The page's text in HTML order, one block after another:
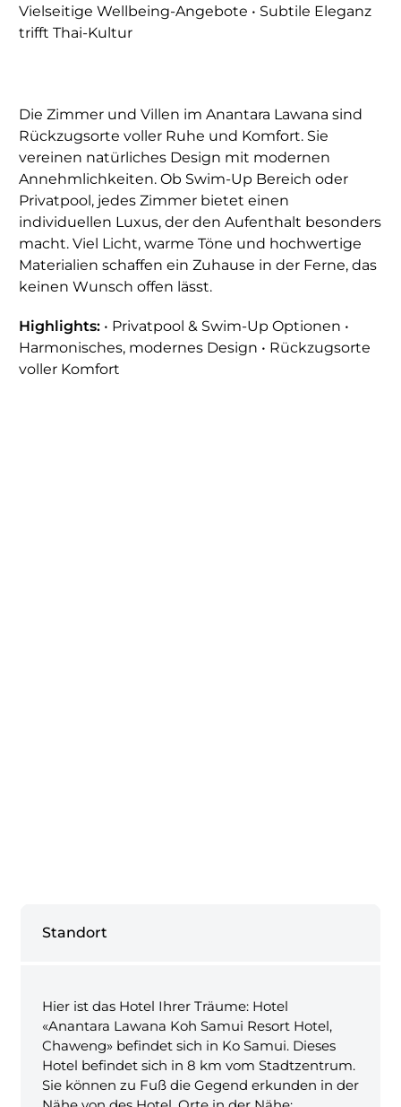
Vielseitige Wellbeing-Angebote • Subtile Eleganz
trifft Thai-Kultur
Die Zimmer und Villen im Anantara Lawana sind
Rückzugsorte voller Ruhe und Komfort. Sie
vereinen natürliches Design mit modernen
Annehmlichkeiten. Ob Swim-Up Bereich oder
Privatpool, jedes Zimmer bietet einen
individuellen Luxus, der den Aufenthalt besonders
macht. Viel Licht, warme Töne und hochwertige
Materialien schaffen ein Zuhause in der Ferne, das
keinen Wunsch offen lässt.
Highlights: • Privatpool & Swim-Up Optionen •
Harmonisches, modernes Design • Rückzugsorte
voller Komfort
Standort
Hier ist das Hotel Ihrer Träume: Hotel
«Anantara Lawana Koh Samui Resort Hotel,
Chaweng» befindet sich in Ko Samui. Dieses
Hotel befindet sich in 8 km vom Stadtzentrum.
Sie können zu Fuß die Gegend erkunden in der